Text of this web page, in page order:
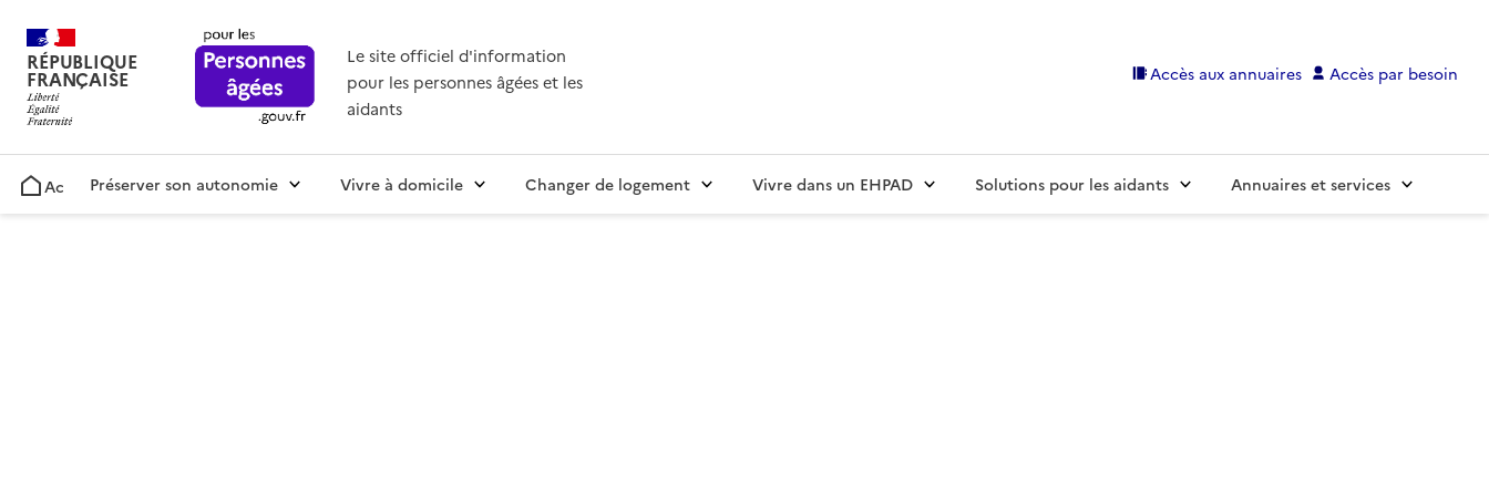
RÉPUBLIQUE
FRANÇAISE
Le site officiel d'information
pour les personnes âgées et les
aidants
Accès aux annuaires Accès par besoin
AccueilPréserver son autonomie Vivre à domicile Changer de logement Vivre dans un EHPAD Solutions pour les aidants Annuaires et services